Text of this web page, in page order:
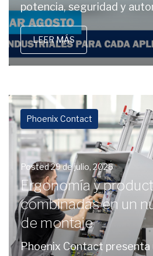
potencia, seguridad y
LEER MÁS
Phoenix Contact
Posted29 de julio, 2026
Ergonomía y
combinadas en un
de montaje
Phoenix Contact presenta